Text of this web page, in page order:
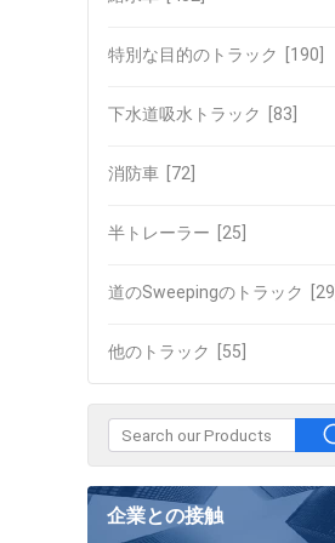
特別な目的のトラック [190]
下水道吸水トラック [83]
消防車 [72]
半トレーラー [25]
道のSweepingのトラック [29]
他のトラック [55]
企業との接触